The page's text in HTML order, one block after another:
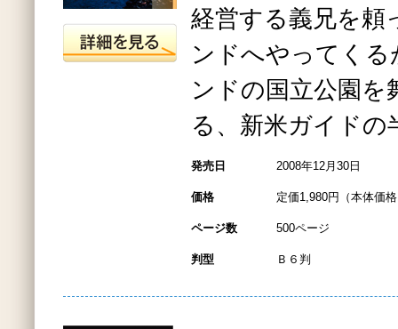
経営する義兄を頼
ンドへやってく
ンドの国立公園を
る、新米ガイドの
発売日 2008年12月30日
価格 定価1,980円（本体価
ページ数 500ページ
判型 Ｂ６判